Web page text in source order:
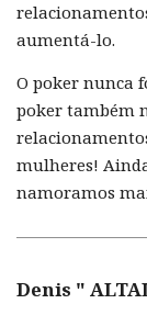
aumentá-lo.
O poker nunca
poker também
mulheres!
namoramos
Denis "